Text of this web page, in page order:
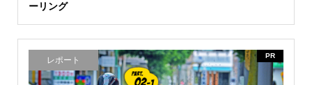
ーリング
レポート PR